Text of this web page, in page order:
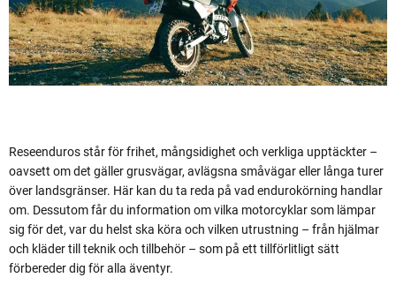
Reseenduros står för frihet, mångsidighet och verkliga upptäckter –
oavsett om det gäller grusvägar, avlägsna småvägar eller långa turer
över landsgränser. Här kan du ta reda på vad endurokörning handlar
om. Dessutom får du information om vilka motorcyklar som lämpar
sig för det, var du helst ska köra och vilken utrustning – från hjälmar
och kläder till teknik och tillbehör – som på ett tillförlitligt sätt
förbereder dig för alla äventyr.